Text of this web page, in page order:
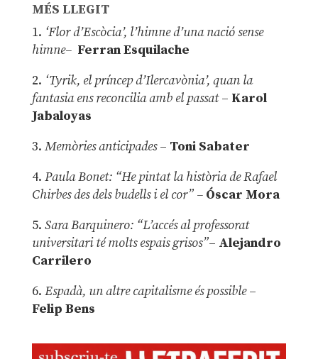
MÉS LLEGIT
1. ‘Flor d’Escòcia’, l’himne d’una nació sense
himne– Ferran Esquilache
2. ‘Tyrik, el príncep d’Ilercavònia’, quan la
fantasia ens reconcilia amb el passat– Karol
Jabaloyas
3. Memòries anticipades– Toni Sabater
4. Paula Bonet: “He pintat la història de Rafael
Chirbes des dels budells i el cor” –Óscar Mora
5. Sara Barquinero: “L’accés al professorat
universitari té molts espais grisos”– Alejandro
Carrilero
6. Espadà, un altre capitalisme és possible –
Felip Bens